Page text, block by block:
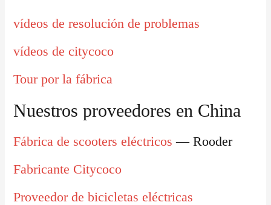
vídeos de resolución de problemas
vídeos de citycoco
Tour por la fábrica
Nuestros proveedores en China
Fábrica de scooters eléctricos — Rooder
Fabricante Citycoco
Proveedor de bicicletas eléctricas